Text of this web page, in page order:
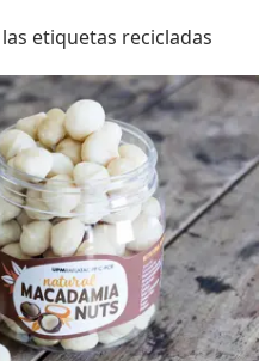
etiquetas recicladas